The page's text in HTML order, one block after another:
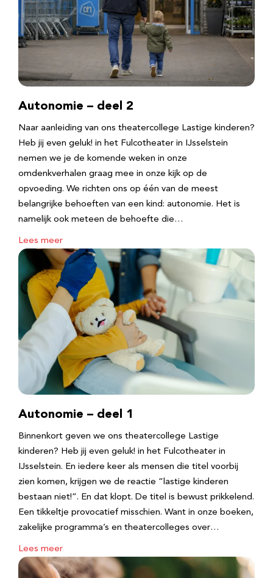
Autonomie – deel 2
Naar aanleiding van ons theatercollege Lastige kinderen?
Heb jij even geluk! in het Fulcotheater in IJsselstein
nemen we je de komende weken in onze
omdenkverhalen graag mee in onze kijk op de
opvoeding. We richten ons op één van de meest
belangrijke behoeften van een kind: autonomie. Het is
namelijk ook meteen de behoefte die…
Lees meer
Autonomie – deel 1
Binnenkort geven we ons theatercollege Lastige
kinderen? Heb jij even geluk! in het Fulcotheater in
IJsselstein. En iedere keer als mensen die titel voorbij
zien komen, krijgen we de reactie “lastige kinderen
bestaan niet!”. En dat klopt. De titel is bewust prikkelend.
Een tikkeltje provocatief misschien. Want in onze boeken,
zakelijke programma’s en theatercolleges over…
Lees meer